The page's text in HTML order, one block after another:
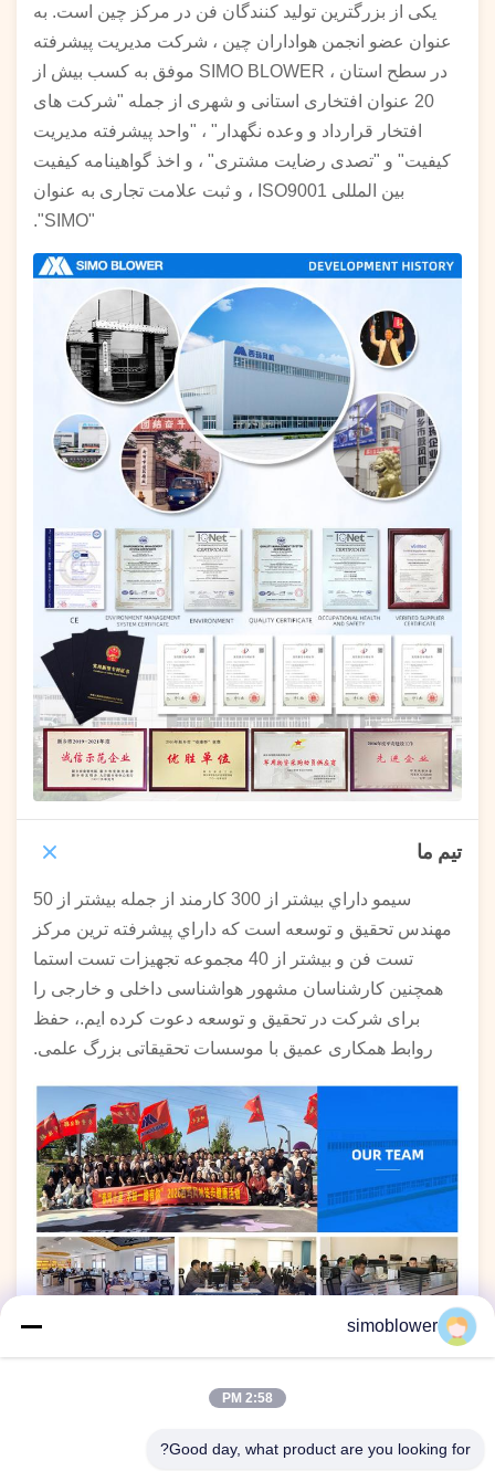
یکی از بزرگترین تولید کنندگان فن در مرکز چین است. به
عنوان عضو انجمن هواداران چین ، شرکت مدیریت پیشرفته
در سطح استان ، SIMO BLOWER موفق به کسب بیش از
20 عنوان افتخاری استانی و شهری از جمله "شرکت های
افتخار قرارداد و وعده نگهدار" ، "واحد پیشرفته مدیریت
کیفیت" و "تصدی رضایت مشتری" ، و اخذ گواهینامه کیفیت
بین المللی ISO9001 ، و ثبت علامت تجاری به عنوان
"SIMO".
تیم ما
سيمو داراي بيشتر از 300 کارمند از جمله بيشتر از 50
مهندس تحقیق و توسعه است که داراي پیشرفته ترين مرکز
تست فن و بيشتر از 40 مجموعه تجهیزات تست استما
همچنین کارشناسان مشهور هواشناسی داخلی و خارجی را
برای شرکت در تحقیق و توسعه دعوت کرده ایم.، حفظ
روابط همکاری عمیق با موسسات تحقیقاتی بزرگ علمی.
simoblower
2:58 PM
Good day, what product are you looking for?